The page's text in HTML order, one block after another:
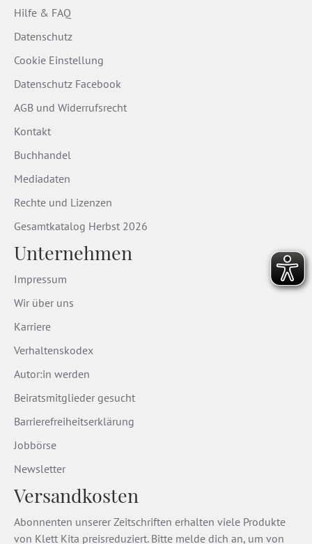
Hilfe & FAQ
Datenschutz
Cookie Einstellung
Datenschutz Facebook
AGB und Widerrufsrecht
Kontakt
Buchhandel
Mediadaten
Rechte und Lizenzen
Gesamtkatalog Herbst 2026
Unternehmen
Impressum
Wir über uns
Karriere
Verhaltenskodex
Autor:in werden
Beiratsmitglieder gesucht
Barrierefreiheitserklärung
Jobbörse
Newsletter
Versandkosten
Abonnenten unserer Zeitschriften erhalten viele Produkte
von Klett Kita preisreduziert. Bitte melde dich an, um von